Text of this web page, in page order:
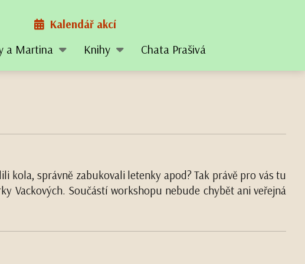
Kalendář akcí
a Martina Knihy Chata Prašivá
kola, správně zabukovali letenky apod? Tak právě pro vás tu
Vackových. Součástí workshopu nebude chybět ani veřejná